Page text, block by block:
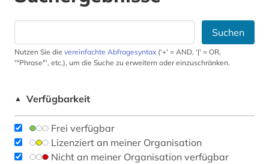
Suchen
Nutzen Sie die vereinfachte Abfragesyntax ('+' = AND, '|' = OR,
'"Phrase"', etc.), um die Suche zu erweitern oder einzuschränken.
▲ Verfügbarkeit
Frei verfügbar
Lizenziert an meiner Organisation
Nicht an meiner Organisation verfügbar